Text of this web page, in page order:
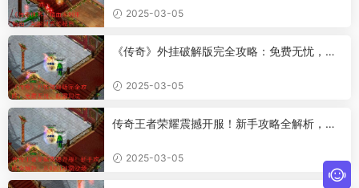
2025-03-05
《传奇》外挂破解版完全攻略：免费无忧，称
2025-03-05
传奇王者荣耀震撼开服！新手攻略全解析，从
2025-03-05